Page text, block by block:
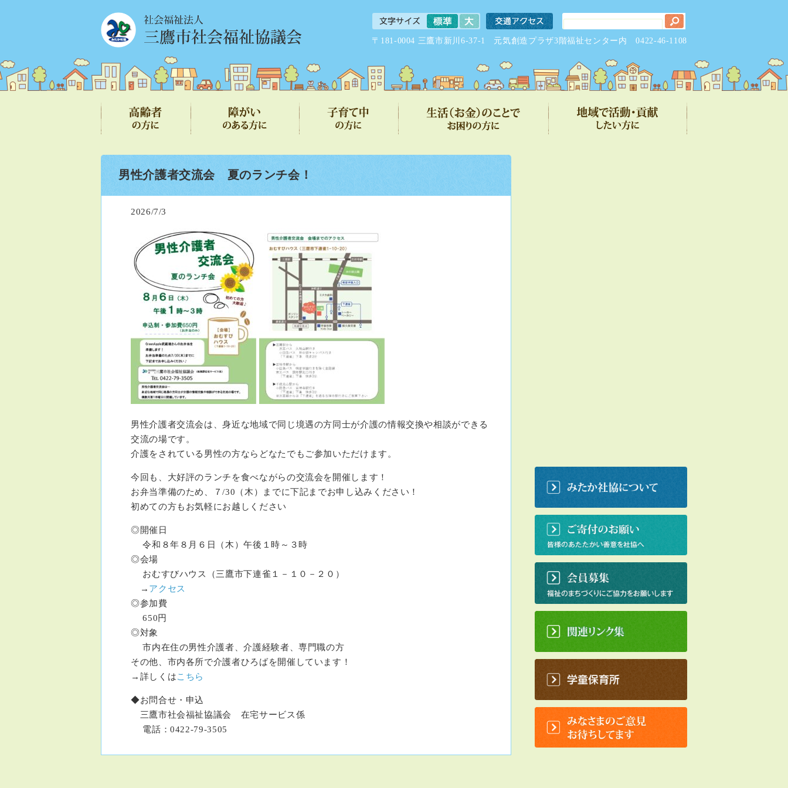
〒181-0004 三鷹市新川6-37-1 元気創造プラザ3階福祉センター内0422-46-1108
男性介護者交流会 夏のランチ会！
2026/7/3
男性介護者交流会は、身近な地域で同じ境遇の方同士が介護の情報交換や相談ができる
交流の場です。
介護をされている男性の方ならどなたでもご参加いただけます。
今回も、大好評のランチを食べながらの交流会を開催します！
お弁当準備のため、７/30（木）までに下記までお申し込みください！
初めての方もお気軽にお越しください
◎開催日
令和８年８月６日（木）午後１時～３時
◎会場
おむすびハウス（三鷹市下連雀１－１０－２０）
→ アクセス
◎参加費
650円
◎対象
市内在住の男性介護者、介護経験者、専門職の方
その他、市内各所で介護者ひろばを開催しています！
→詳しくはこちら
◆お問合せ・申込
三鷹市社会福祉協議会 在宅サービス係
電話：0422-79-3505